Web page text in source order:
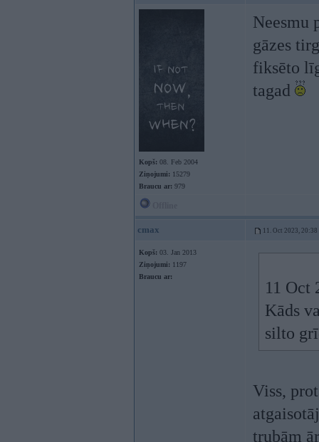
Kopš: 08. Feb 2004
Ziņojumi: 15279
Braucu ar: 979
Neesmu
gāzes
fiksēto
tagad
cmax 11. Oct 2023, 20:38
Kopš: 03. Jan 2013
Ziņojumi: 1197
Braucu ar:
11 Oct
Kāds
silto
Viss,
trubām